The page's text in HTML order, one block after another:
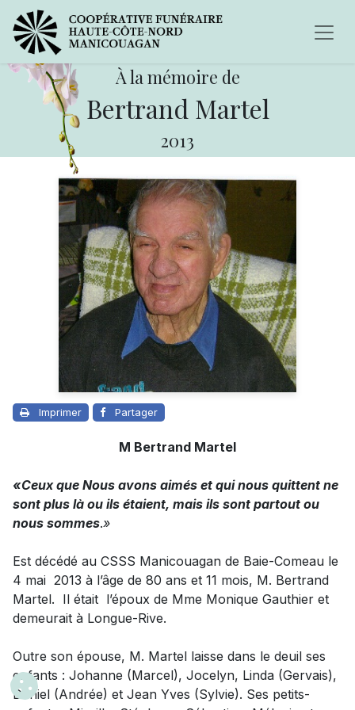
À la mémoire de
Bertrand Martel
2013
Imprimer Partager
M Bertrand Martel
«Ceux que Nous avons aimés et qui nous quittent ne
sont plus là ou ils étaient, mais ils sont partout ou
nous sommes.»
Est décédé au CSSS Manicouagan de Baie-Comeau le
4 mai 2013 à l’âge de 80 ans et 11 mois, M. Bertrand
Martel. Il était l’époux de Mme Monique Gauthier et
demeurait à Longue-Rive.
Outre son épouse, M. Martel laisse dans le deuil ses
enfants : Johanne (Marcel), Jocelyn, Linda (Gervais),
Daniel (Andrée) et Jean Yves (Sylvie). Ses petits-